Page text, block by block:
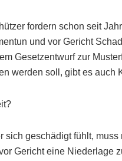
fordern schon seit
und vor Gericht
Gesetzentwurf zur
werden soll, gibt es auch
sich geschädigt fühlt,
Gericht eine Niederlage